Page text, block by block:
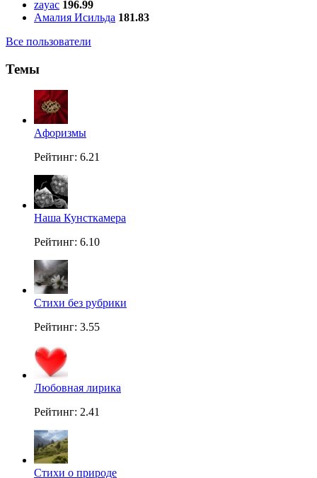
zayac 196.99
Амалия Исильда 181.83
Все пользователи
Темы
Aфоризмы
Рейтинг: 6.21
Наша Кунсткамера
Рейтинг: 6.10
Стихи без рубрики
Рейтинг: 3.55
Любовная лирика
Рейтинг: 2.41
Стихи о природе